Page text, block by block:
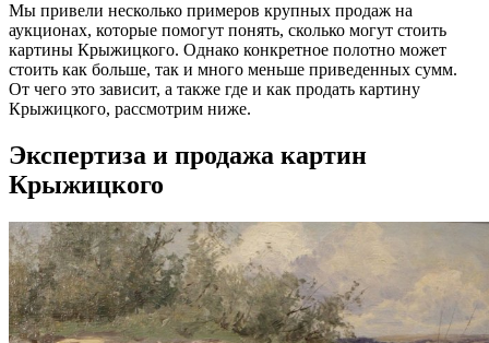
Мы привели несколько примеров крупных продаж на
аукционах, которые помогут понять, сколько могут стоить
картины Крыжицкого. Однако конкретное полотно может
стоить как больше, так и много меньше приведенных сумм.
От чего это зависит, а также где и как продать картину
Крыжицкого, рассмотрим ниже.
Экспертиза и продажа картин
Крыжицкого